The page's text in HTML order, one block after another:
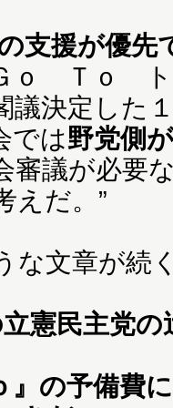
支援が優先
ｏ Ｔｏ ト
議決定した
では野党側
審議が必要
えだ。”
な文章が続
憲民主党
の予備費に